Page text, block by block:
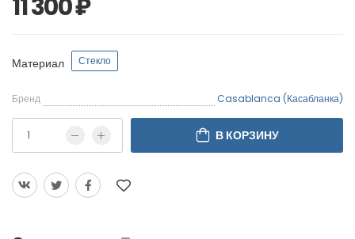
11 300 ₽
Материал Стекло
Бренд Casablanca (Касабланка)
В КОРЗИНУ